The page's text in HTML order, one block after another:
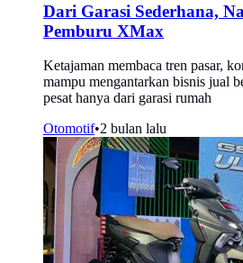
Dari Garasi Sederhana,
Pemburu XMax
Ketajaman membaca tren pasar,
mampu mengantarkan bisnis jual
pesat hanya dari garasi rumah
Otomotif•2 bulan lalu